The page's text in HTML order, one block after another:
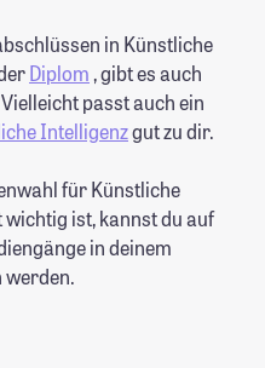
in Künstliche
Diplom , gibt es auch
passt auch ein
Intelligenzgut zu dir.
für Künstliche
ist, kannst du auf
in deinem
werden.